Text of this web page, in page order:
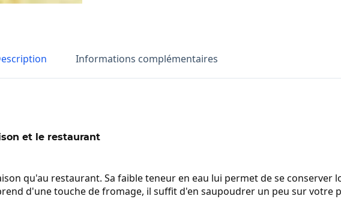
Informations complémentaires
et le restaurant
qu'au restaurant. Sa faible teneur en eau lui permet de se conserver
d'une touche de fromage, il suffit d'en saupoudrer un peu sur votre